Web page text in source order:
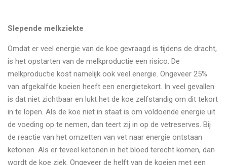
Slepende melkziekte
Omdat er veel energie van de koe gevraagd is tijdens de dracht,
is het opstarten van de melkproductie een risico. De
melkproductie kost namelijk ook veel energie. Ongeveer 25%
van afgekalfde koeien heeft een energietekort. In veel gevallen
is dat niet zichtbaar en lukt het de koe zelfstandig om dit tekort
in te lopen. Als de koe niet in staat is om voldoende energie uit
de voeding op te nemen, dan teert zij in op de vetreserves. Bij
de reactie van het omzetten van vet naar energie ontstaan
ketonen. Als er teveel ketonen in het bloed terecht komen, dan
wordt de koe ziek. Ongeveer de helft van de koeien met een